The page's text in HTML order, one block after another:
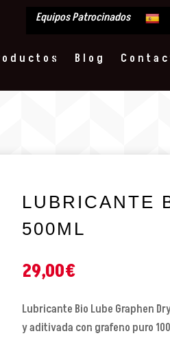
Equipos Patrocinados
Blog
LUBRICANTE
500ML
29,00€
Lubricante Bio Lube Graphen
y aditivada con grafeno puro